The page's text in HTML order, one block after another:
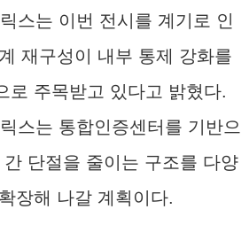
스는 이번 전시를 계기로 인
재구성이 내부 통제 강화를
로 주목받고 있다고 밝혔다.
스는 통합인증센터를 기반으
간 단절을 줄이는 구조를 다양
장해 나갈 계획이다.